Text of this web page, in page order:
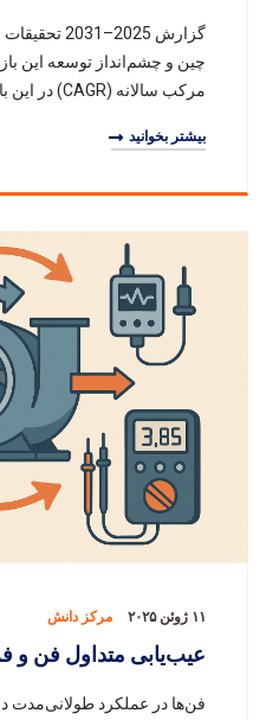
گزارش
چین و چشم‌انداز توسعه این
بیشتر بخوانید
۱۱ ژوئن ۲۰۲۵ مرکز دانش
عیب‌یابی متداول فن و
فن‌ها در عملکرد طولانی‌مدت